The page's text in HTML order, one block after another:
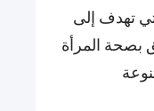
تهدف إلى
بصحة المرأة